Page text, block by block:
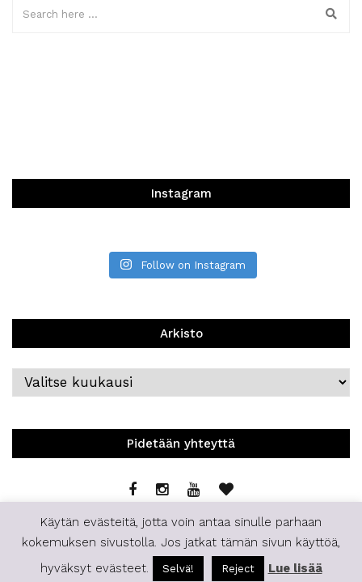
Instagram
Follow on Instagram
Arkisto
Arkisto
Pidetään yhteyttä
© 2019 | Staffilife | All Rights Reserved.
Käytän evästeitä, jotta voin antaa sinulle parhaan
kokemuksen sivustolla. Jos jatkat tämän sivun käyttöä,
hyväksyt evästeet.
Selvä! Reject Lue lisää